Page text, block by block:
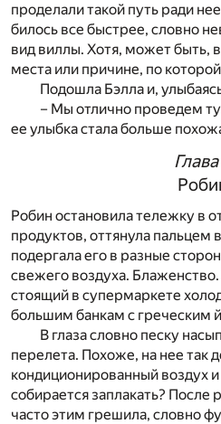
проделали такой путь ради
билось все быстрее, словно
вид виллы. Хотя, может быть,
места или причине, по
Подошла Бэлла и,
– Мы отлично проведем
ее улыбка стала больше
Робин остановила тележку в
продуктов, оттянула пальцем
подергала его в разные
свежего воздуха. Блаженство.
стоящий в супермаркете
большим банкам с греческим
В глаза словно песку
перелета. Похоже, на нее так
кондиционированный воздух
собирается заплакать?
часто этим грешила, словно